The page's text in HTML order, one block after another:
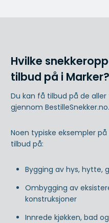
Hvilke
tilbud på i Marker?
Du kan få tilbud på de
gjennom BestilleSnekker.no.
Noen typiske eksempler
tilbud på:
Bygging av hys, hytte,
Ombygging av
konstruksjoner
Innrede kjøkken, bad